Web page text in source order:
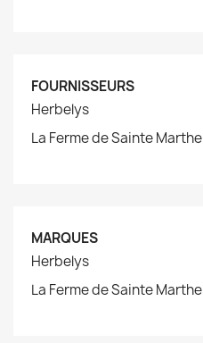
FOURNISSEURS
Herbelys
La Ferme de Sainte Marthe
MARQUES
Herbelys
La Ferme de Sainte Marthe